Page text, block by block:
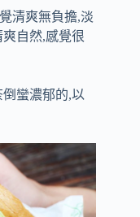
清爽無負擔,淡
自然,感覺很
蠻濃郁的,以